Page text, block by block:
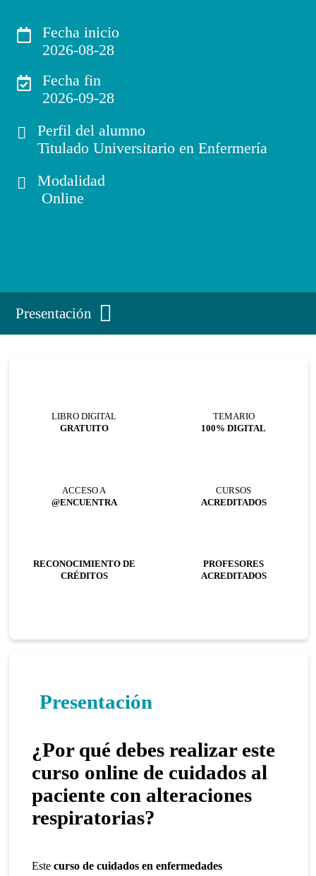
Fecha inicio
2026-08-28
Fecha fin
2026-09-28
Perfil del alumno
Titulado Universitario en Enfermería
Modalidad
Online
Presentación
LIBRO DIGITAL
GRATUITO
TEMARIO
100% DIGITAL
ACCESO A
@ENCUENTRA
CURSOS
ACREDITADOS
RECONOCIMIENTO DE
CRÉDITOS
PROFESORES
ACREDITADOS
Presentación
¿Por qué debes realizar este
curso online de cuidados al
paciente con alteraciones
respiratorias?
Estecurso de cuidados en enfermedades